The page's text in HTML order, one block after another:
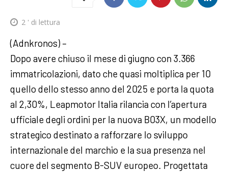
2 ' di lettura
(Adnkronos) –
Dopo avere chiuso il mese di giugno con 3.366
immatricolazioni, dato che quasi moltiplica per 10
quello dello stesso anno del 2025 e porta la quota
al 2,30%, Leapmotor Italia rilancia con l’apertura
ufficiale degli ordini per la nuova B03X, un modello
strategico destinato a rafforzare lo sviluppo
internazionale del marchio e la sua presenza nel
cuore del segmento B-SUV europeo. Progettata